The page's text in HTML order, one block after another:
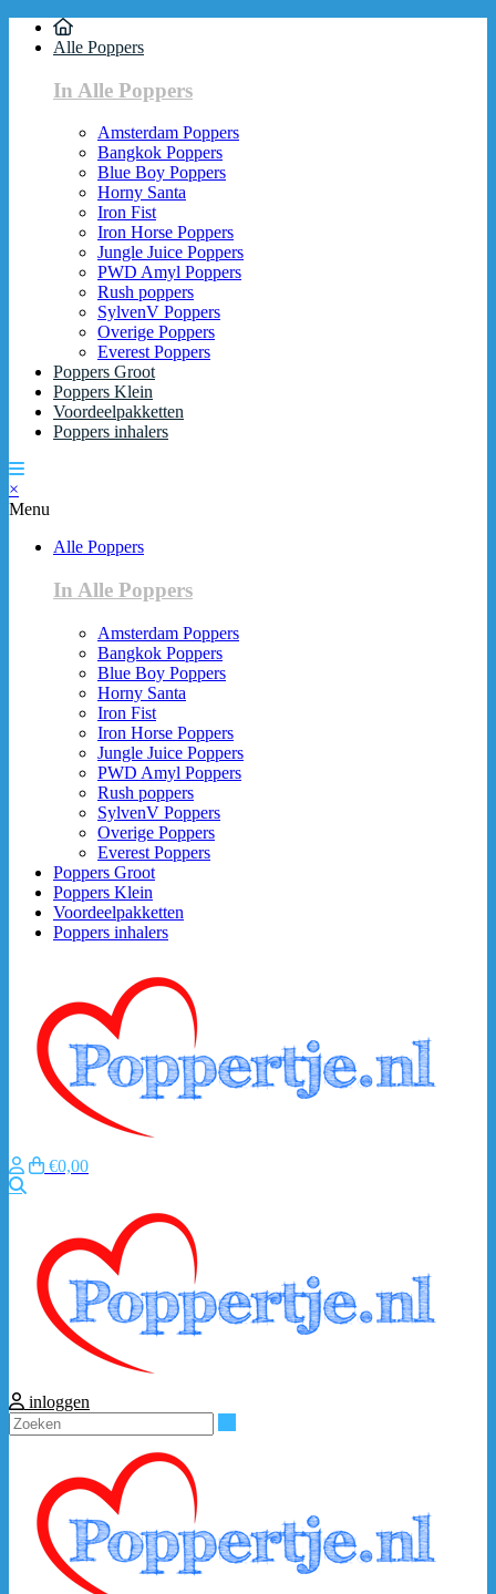
Alle Poppers
In Alle Poppers
Amsterdam Poppers
Bangkok Poppers
Blue Boy Poppers
Horny Santa
Iron Fist
Iron Horse Poppers
Jungle Juice Poppers
PWD Amyl Poppers
Rush poppers
SylvenV Poppers
Overige Poppers
Everest Poppers
Poppers Groot
Poppers Klein
Voordeelpakketten
Poppers inhalers
×
Menu
Alle Poppers
In Alle Poppers
Amsterdam Poppers
Bangkok Poppers
Blue Boy Poppers
Horny Santa
Iron Fist
Iron Horse Poppers
Jungle Juice Poppers
PWD Amyl Poppers
Rush poppers
SylvenV Poppers
Overige Poppers
Everest Poppers
Poppers Groot
Poppers Klein
Voordeelpakketten
Poppers inhalers
€0,00
inloggen